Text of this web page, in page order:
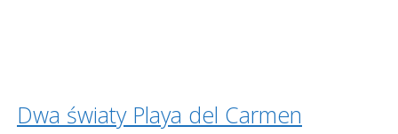
Dwa światy Playa del Carmen